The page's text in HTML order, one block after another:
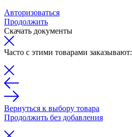
Авторизоваться
Продолжить
Скачать документы
Часто с этими товарами заказывают:
Вернуться к выбору товара
Продолжить без добавления